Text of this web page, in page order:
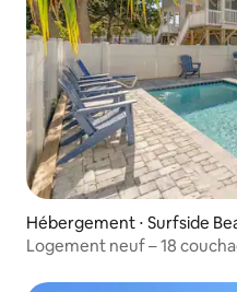
Hébergement ⋅ Surfside
Logement neuf – 18